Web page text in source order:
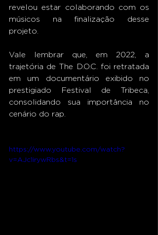
revelou estar colaborando com os
músicos na finalização desse
projeto.
Vale lembrar que, em 2022, a
trajetória de The D.O.C. foi retratada
em um documentário exibido no
prestigiado Festival de Tribeca,
consolidando sua importância no
cenário do rap.
https://www.youtube.com/watch?
v=AJc1irywRbs&t=1s